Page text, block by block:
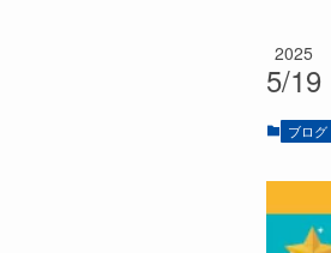
2025
5/19
ブログ